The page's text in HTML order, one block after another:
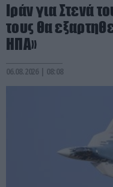
Ιράν για Στενά
τους θα
ΗΠΑ»
06.08.2026 | 08:08